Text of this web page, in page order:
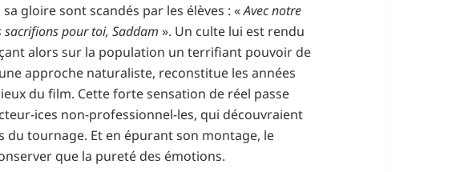
gloire sont scandés par les élèves : «Avec notre
sacrifions pour toi, Saddam ». Un culte lui est rendu
alors sur la population un terrifiant pouvoir de
approche naturaliste, reconstitue les années
du film. Cette forte sensation de réel passe
ices non-professionnel-les, qui découvraient
du tournage. Et en épurant son montage, le
que la pureté des émotions.